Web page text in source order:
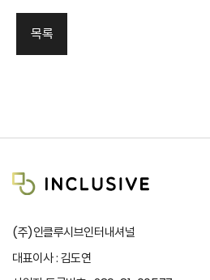
목록
(주)인클루시브인터내셔널
대표이사 : 김도연